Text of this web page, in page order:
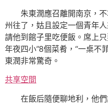
朱東潤應召離開南京，
州往了，姑且設定一個青年
請他到館子里吃便飯。席上
年夜四小”8個菜肴，“一桌不
東潤非常驚奇。
共享空間
在飯后隨便聊地利，他